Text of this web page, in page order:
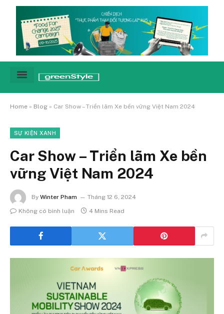
Home » Blog » Car Show – Triển lãm Xe bền vững Việt Nam 2024
SỰ KIỆN XANH
Car Show – Triển lãm Xe bền
vững Việt Nam 2024
By Winter Pham
Tháng 12 6, 2024
Không có bình luận
4 Mins Read